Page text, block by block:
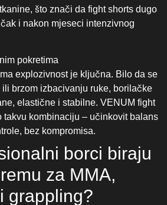
bez kompromisa.
borci biraju
grappling?
biraju opremu slučajno. Svaki model
specifičnim zahtjevima
MMA, kickboxing i grappling
te posebne potrebe kako bi borac
sigurnost i mobilnost.
za profesionalne